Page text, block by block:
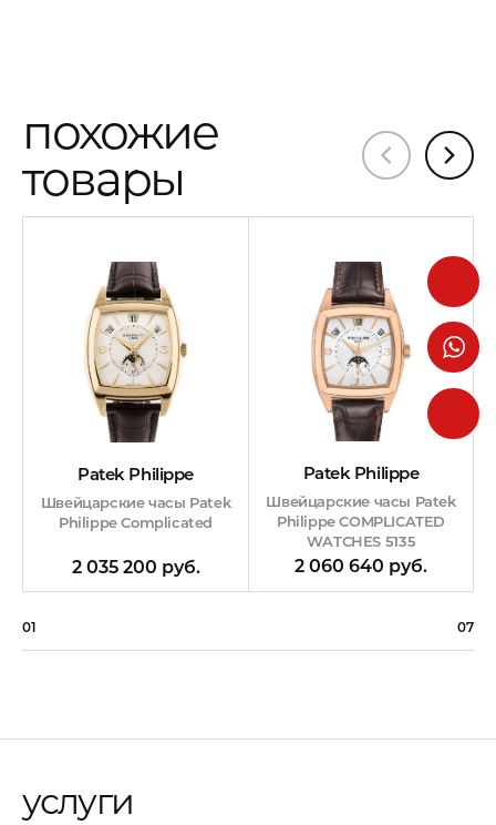
похожие
товары
Patek Philippe
Швейцарские часы Patek
Philippe Complicated
2 035 200 руб.
Patek Philippe
Швейцарские часы Patek
Philippe COMPLICATED
WATCHES 5135
2 060 640 руб.
01 07
услуги